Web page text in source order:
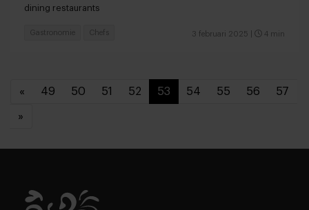
dining restaurants
3 februari 2025 4 min
Gastronomie Chefs
« 49 50 51 52 53 54 55 56 57
»